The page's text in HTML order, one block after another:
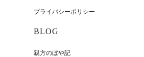
プライバシーポリシー
BLOG
親方のぼや記